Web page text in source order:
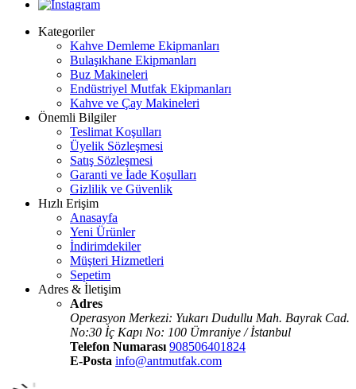
Kategoriler
Kahve Demleme Ekipmanları
Bulaşıkhane Ekipmanları
Buz Makineleri
Endüstriyel Mutfak Ekipmanları
Kahve ve Çay Makineleri
Önemli Bilgiler
Teslimat Koşulları
Üyelik Sözleşmesi
Satış Sözleşmesi
Garanti ve İade Koşulları
Gizlilik ve Güvenlik
Hızlı Erişim
Anasayfa
Yeni Ürünler
İndirimdekiler
Müşteri Hizmetleri
Sepetim
Adres & İletişim
Adres
Operasyon Merkezi: Yukarı Dudullu Mah. Bayrak Cad.
No:30 İç Kapı No: 100 Ümraniye / İstanbul
Telefon Numarası 908506401824
E-Posta info@antmutfak.com